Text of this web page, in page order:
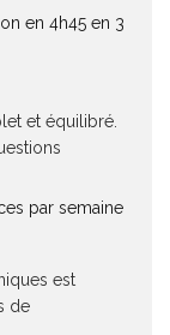
en 4h45 en 3
et équilibré.
par semaine
est
de